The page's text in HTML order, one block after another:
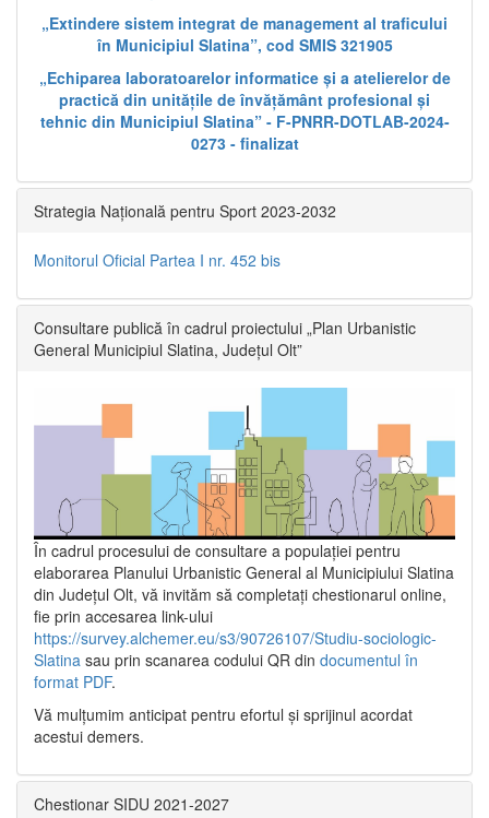
„Extindere sistem integrat de management al traficului
în Municipiul Slatina”, cod SMIS 321905
„Echiparea laboratoarelor informatice și a atelierelor de
practică din unitățile de învățământ profesional și
tehnic din Municipiul Slatina” - F-PNRR-DOTLAB-2024-
0273 - finalizat
Strategia Națională pentru Sport 2023-2032
Monitorul Oficial Partea I nr. 452 bis
Consultare publică în cadrul proiectului „Plan Urbanistic
General Municipiul Slatina, Județul Olt”
În cadrul procesului de consultare a populaţiei pentru
elaborarea Planului Urbanistic General al Municipiului Slatina
din Județul Olt, vă invităm să completați chestionarul online,
fie prin accesarea link-ului
https://survey.alchemer.eu/s3/90726107/Studiu-sociologic-
Slatina sau prin scanarea codului QR din documentul în
format PDF.
Vă mulţumim anticipat pentru efortul şi sprijinul acordat
acestui demers.
Chestionar SIDU 2021-2027